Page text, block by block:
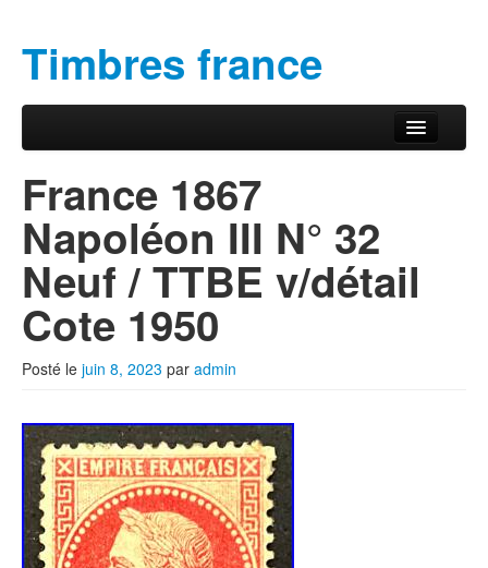
Timbres france
Menu principal
France 1867
Napoléon III N° 32
Neuf / TTBE v/détail
Cote 1950
Posté le juin 8, 2023 par admin